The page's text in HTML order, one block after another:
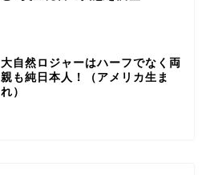
大自然ロジャーはハーフでなく両
親も純日本人！（アメリカ生ま
れ）